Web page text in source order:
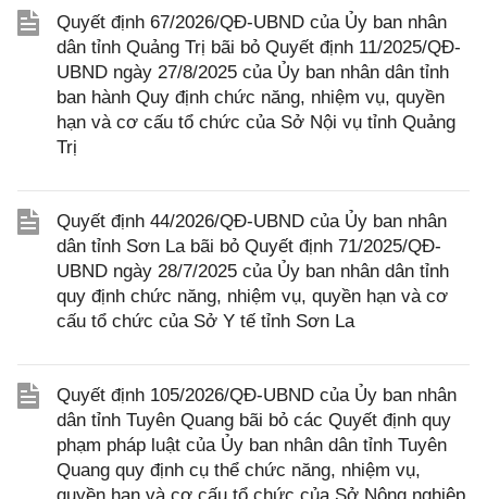
Quyết định 67/2026/QĐ-UBND của Ủy ban nhân
dân tỉnh Quảng Trị bãi bỏ Quyết định 11/2025/QĐ-
UBND ngày 27/8/2025 của Ủy ban nhân dân tỉnh
ban hành Quy định chức năng, nhiệm vụ, quyền
hạn và cơ cấu tổ chức của Sở Nội vụ tỉnh Quảng
Trị
Quyết định 44/2026/QĐ-UBND của Ủy ban nhân
dân tỉnh Sơn La bãi bỏ Quyết định 71/2025/QĐ-
UBND ngày 28/7/2025 của Ủy ban nhân dân tỉnh
quy định chức năng, nhiệm vụ, quyền hạn và cơ
cấu tổ chức của Sở Y tế tỉnh Sơn La
Quyết định 105/2026/QĐ-UBND của Ủy ban nhân
dân tỉnh Tuyên Quang bãi bỏ các Quyết định quy
phạm pháp luật của Ủy ban nhân dân tỉnh Tuyên
Quang quy định cụ thể chức năng, nhiệm vụ,